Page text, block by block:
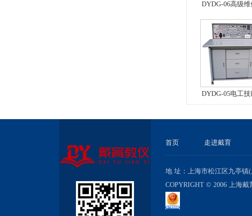
DYDG-06高级
型）
DYDG-05电工技
首页 走进戴育
地 址：上海市松江区九亭
COPYRIGHT © 2006 上海